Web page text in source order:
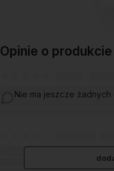
Opinie o
Nie ma jeszcze